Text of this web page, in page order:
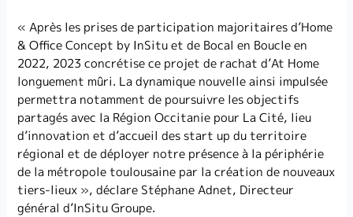
« Après les prises de participation majoritaires d’Home
& Office Concept by InSitu et de Bocal en Boucle en
2022, 2023 concrétise ce projet de rachat d’At Home
longuement mûri. La dynamique nouvelle ainsi impulsée
permettra notamment de poursuivre les objectifs
partagés avec la Région Occitanie pour La Cité, lieu
d’innovation et d’accueil des start up du territoire
régional et de déployer notre présence à la périphérie
de la métropole toulousaine par la création de nouveaux
tiers-lieux », déclare Stéphane Adnet, Directeur
général d’InSitu Groupe.